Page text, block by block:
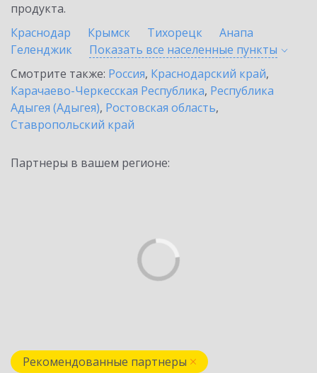
продукта.
Краснодар
Крымск Тихорецк
Анапа
Геленджик
Показать все населенные пункты
Смотрите также: Россия, Краснодарский край,
Карачаево-Черкесская Республика, Республика
Адыгея (Адыгея), Ростовская область,
Ставропольский край
Партнеры в вашем регионе:
Рекомендованные партнеры